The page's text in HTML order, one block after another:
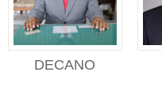
DECANO